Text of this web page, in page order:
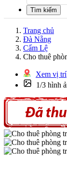
Tìm kiếm
Trang chủ
Đà Nẵng
Cẩm Lệ
Cho thuê
Xem vị trí
1/3 hình